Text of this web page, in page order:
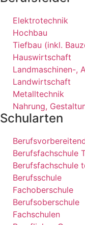
Elektrotechnik
Hochbau
Tiefbau (inkl.
Hauswirtschaft
Landmaschinen-,
Landwirtschaft
Metalltechnik
Nahrung,
Schularten
Berufsfachschule
Berufsfachschule
Berufsschule
Fachoberschule
Berufsoberschule
Fachschulen